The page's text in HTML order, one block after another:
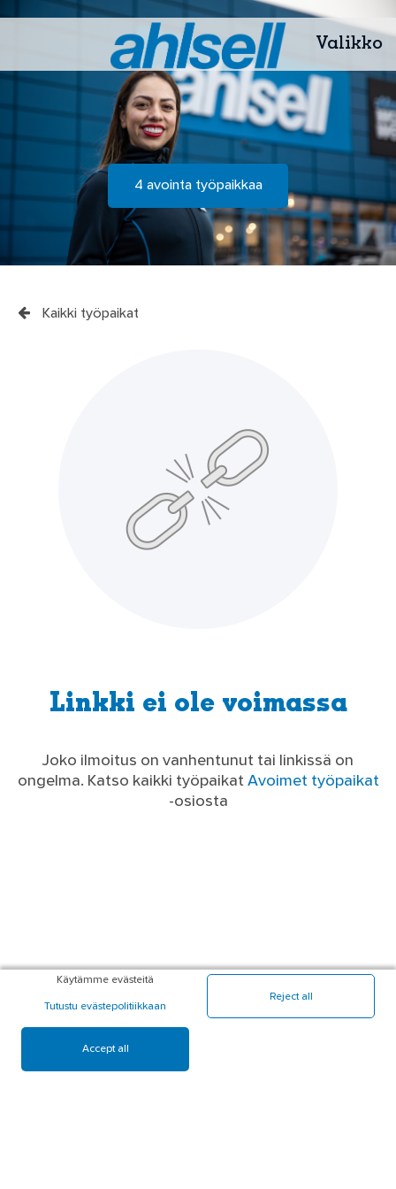
4 avointa työpaikkaa
Valikko
Kaikki työpaikat
Linkki ei ole voimassa
Joko ilmoitus on vanhentunut tai linkissä on
ongelma. Katso kaikki työpaikat‌ Avoimet työpaikat
-osiosta
Käytämme evästeitä
Tutustu evästepolitiikkaan
Accept all
Reject all